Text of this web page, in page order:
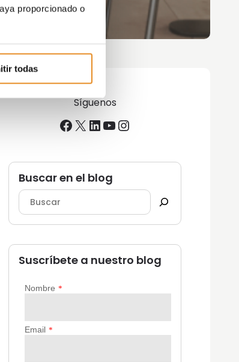
proporcionado o
todas
Síguenos
Facebook
X LinkedIn
YouTube
Instagram
Buscar en el blog
Suscríbete a nuestro blog